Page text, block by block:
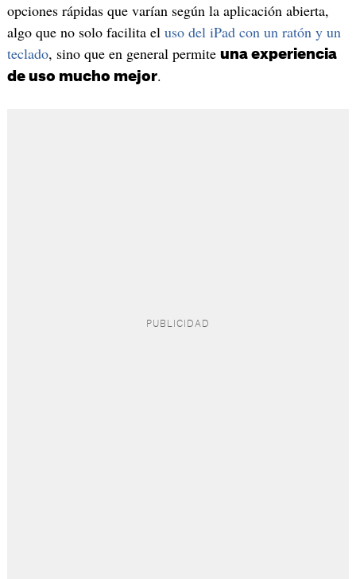
opciones rápidas que varían según la aplicación abierta,
algo que no solo facilita el uso del iPad con un ratón y un
teclado, sino que en general permite una experiencia
de uso mucho mejor.